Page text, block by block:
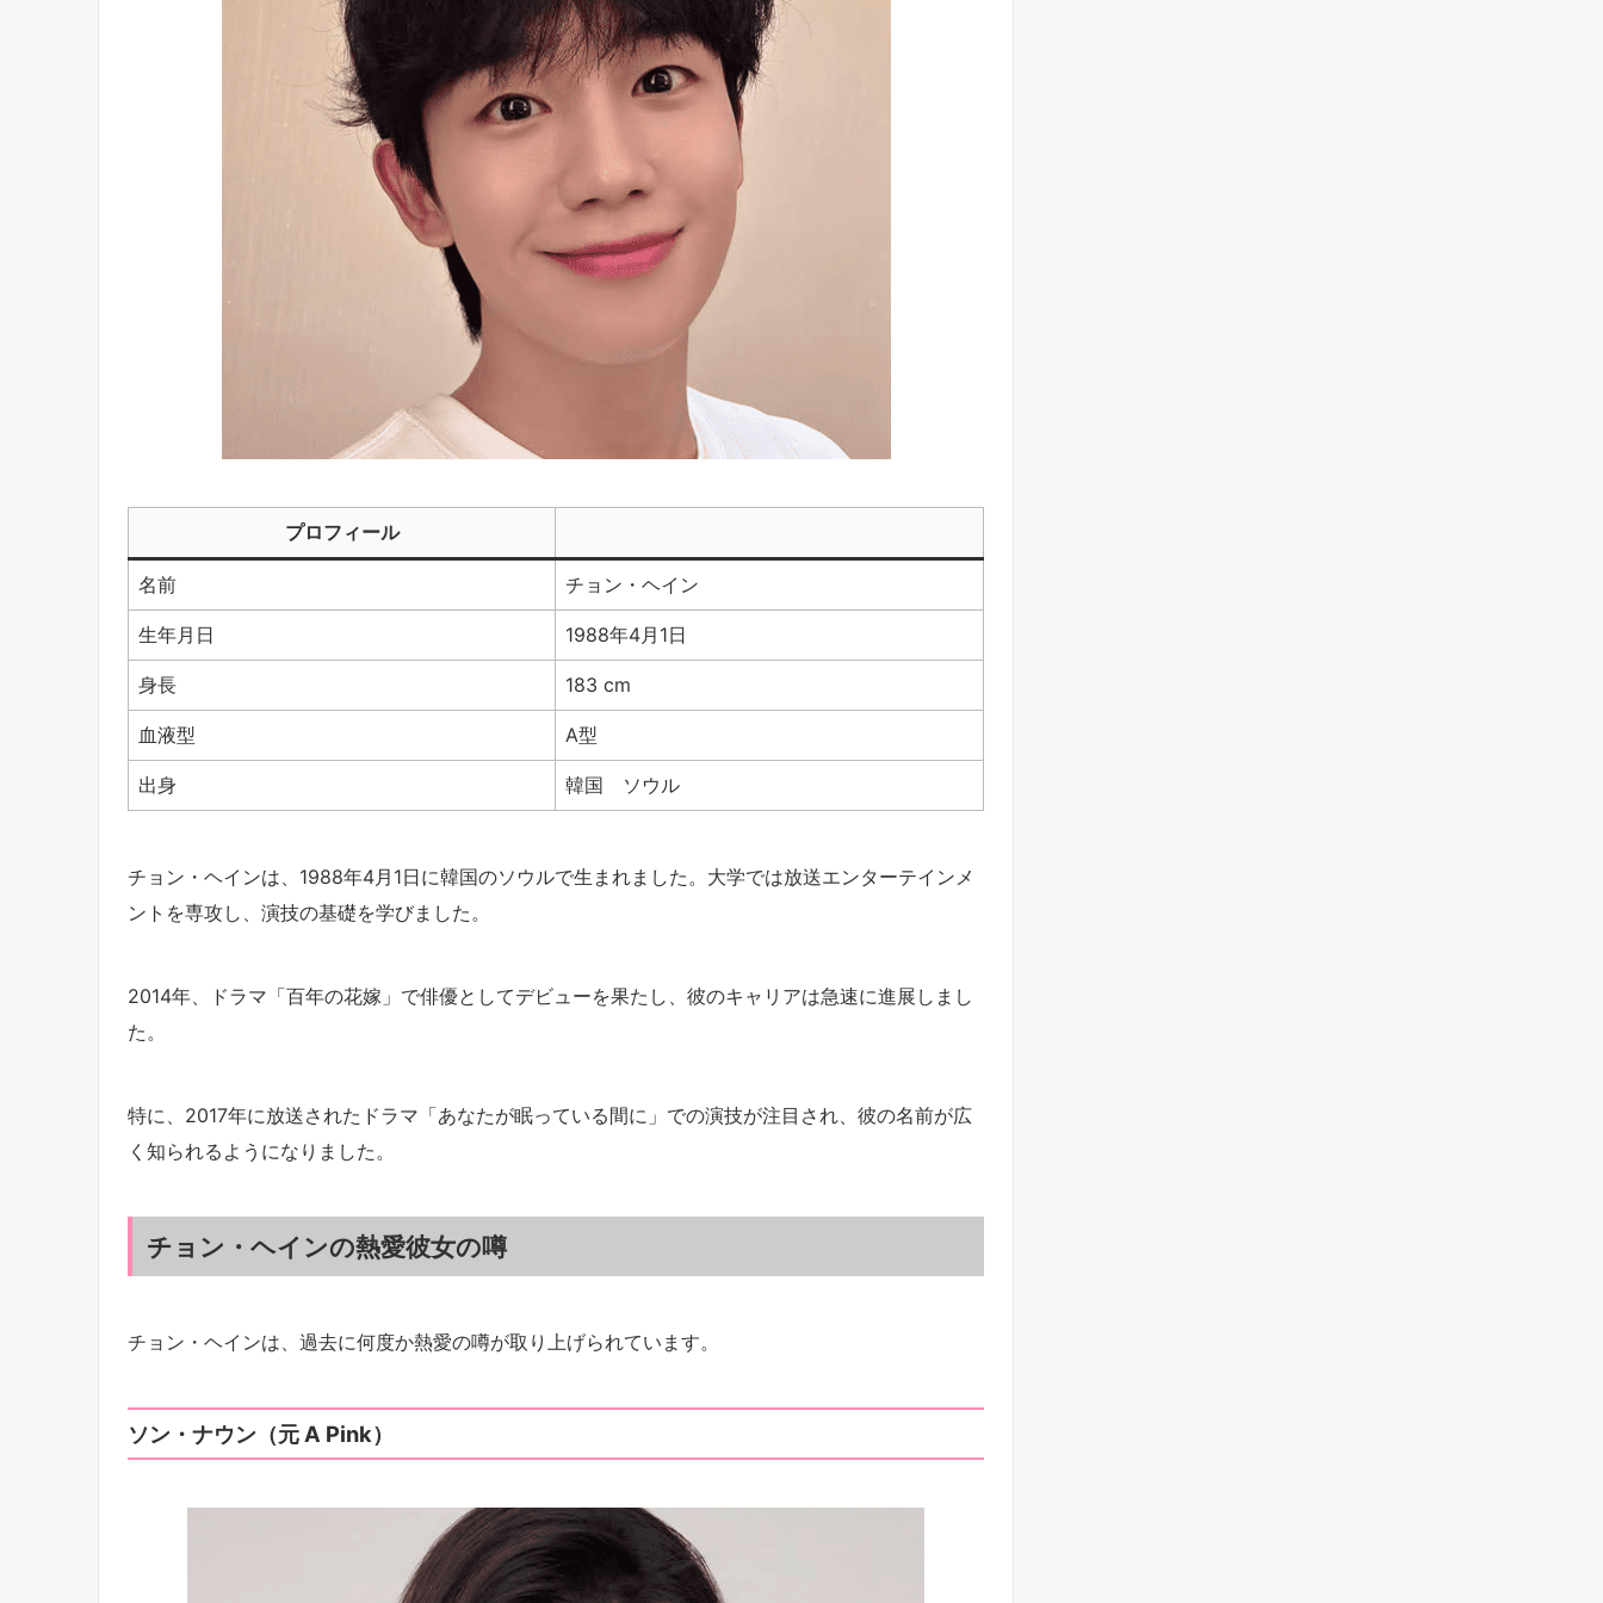
プロフィール
名前 チョン・ヘイン
生年月日 1988年4月1日
身長 183 cm
血液型 A型
出身 韓国 ソウル
チョン・ヘインは、1988年4月1日に韓国のソウルで生まれました。大学では放送エンターテインメ
ントを専攻し、演技の基礎を学びました。
2014年、ドラマ「百年の花嫁」で俳優としてデビューを果たし、彼のキャリアは急速に進展しまし
た。
特に、2017年に放送されたドラマ「あなたが眠っている間に」での演技が注目され、彼の名前が広
く知られるようになりました。
チョン・ヘインの熱愛彼女の噂
チョン・ヘインは、過去に何度か熱愛の噂が取り上げられています。
ソン・ナウン（元 A Pink）